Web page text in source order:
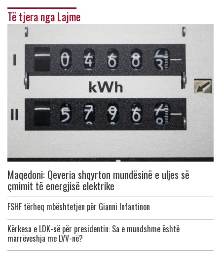
Të tjera nga Lajme
Maqedoni: Qeveria shqyrton mundësinë e uljes së
çmimit të energjisë elektrike
FSHF tërheq mbështetjen për Gianni Infantinon
Kërkesa e LDK-së për presidentin: Sa e mundshme është
marrëveshja me LVV-në?